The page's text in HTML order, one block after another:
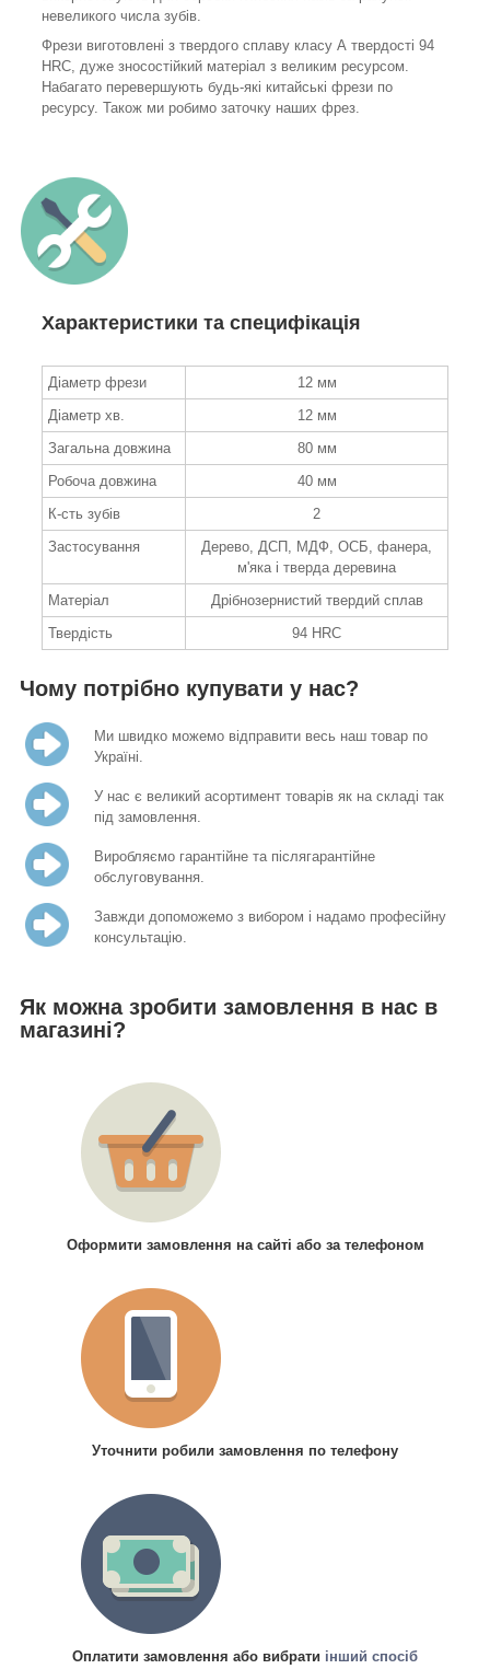
невеликого числа зубів.
Фрези виготовлені з твердого сплаву класу А твердості 94
HRC, дуже зносостійкий матеріал з великим ресурсом.
Набагато перевершують будь-які китайські фрези по
ресурсу. Також ми робимо заточку наших фрез.
Характеристики та специфікація
Діаметр фрези
12 мм
Діаметр хв.
12 мм
Загальна довжина
80 мм
Робоча довжина
40 мм
К-сть зубів
2
Застосування
Дерево, ДСП, МДФ, ОСБ, фанера,
м'яка і тверда деревина
Матеріал
Дрібнозернистий твердий сплав
Твердість
94 HRC
Чому потрібно купувати у нас?
Ми швидко можемо відправити весь наш товар по
Україні.
У нас є великий асортимент товарів як на складі так
під замовлення.
Виробляємо гарантійне та післягарантійне
обслуговування.
Завжди допоможемо з вибором і надамо професійну
консультацію.
Як можна зробити замовлення в нас в
магазині?
Оформити замовлення на сайті або за телефоном
Уточнити робили замовлення по телефону
Оплатити замовлення або вибрати інший спосіб